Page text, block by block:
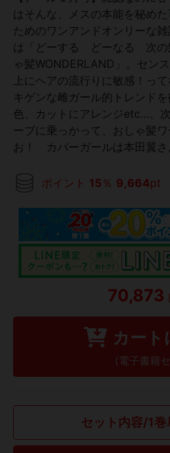
はそんな、メスの本能を秘め
ためのワンアンドオンリーな
は「どーする どーなる 次の
ゃ髪WONDERLAND」。セン
上にヘアの流行りに敏感！っ
キゲンな雌ガール的トレンド
色、カットにアレンジetc…、
ーブに乗っかって、おしゃ髪
お！ カバーガールは本田翼さ
ポイント 15 ％ 9,664pt
70,873
カート
(電子書籍
セット内容/1巻